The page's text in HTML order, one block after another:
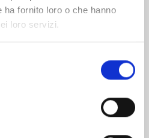
fornito loro o che hanno
loro servizi.